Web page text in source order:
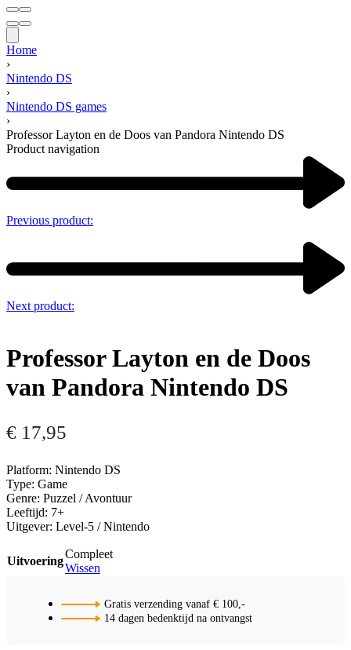
Home
›
Nintendo DS
›
Nintendo DS games
›
Professor Layton en de Doos van Pandora Nintendo DS
Product navigation
Previous product:
Next product:
Professor Layton en de Doos
van Pandora Nintendo DS
€ 17,95
Platform: Nintendo DS
Type: Game
Genre: Puzzel / Avontuur
Leeftijd: 7+
Uitgever: Level-5 / Nintendo
Uitvoering
Compleet
Wissen
Gratis verzending vanaf € 100,-
14 dagen bedenktijd na ontvangst